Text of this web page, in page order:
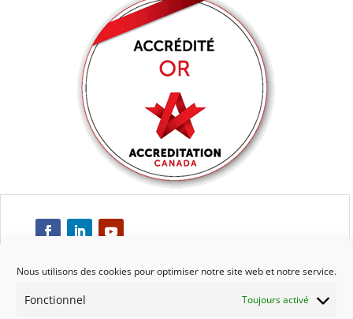
Nous utilisons des cookies pour optimiser notre site web et notre service.
Fonctionnel Toujours activé
Respect